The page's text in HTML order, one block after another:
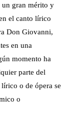
un gran mérito y
el canto lírico
Don Giovanni,
en una
momento ha
parte del
o de ópera se
o